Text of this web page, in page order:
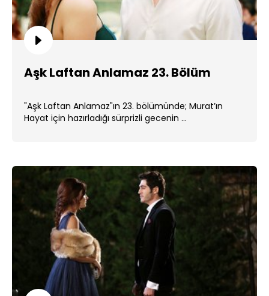
Aşk Laftan Anlamaz 23. Bölüm
"Aşk Laftan Anlamaz"ın 23. bölümünde; Murat’ın
Hayat için hazırladığı sürprizli gecenin ...